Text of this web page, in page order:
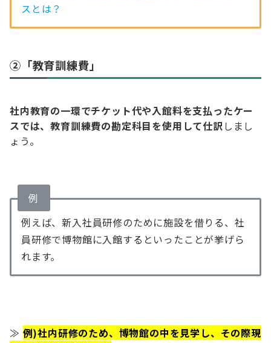
スとは？
②「教育訓練費」
社内教育の一環でチケット代や入館料を支払ったケー
スでは、教育訓練費の勘定科目を使用して仕訳しまし
ょう。
例
例えば、新入社員研修のために施設を借りる、社
員研修で博物館に入館するといったことが挙げら
れます。
≫ 例)社内研修のため、博物館の中を見学し、その際現